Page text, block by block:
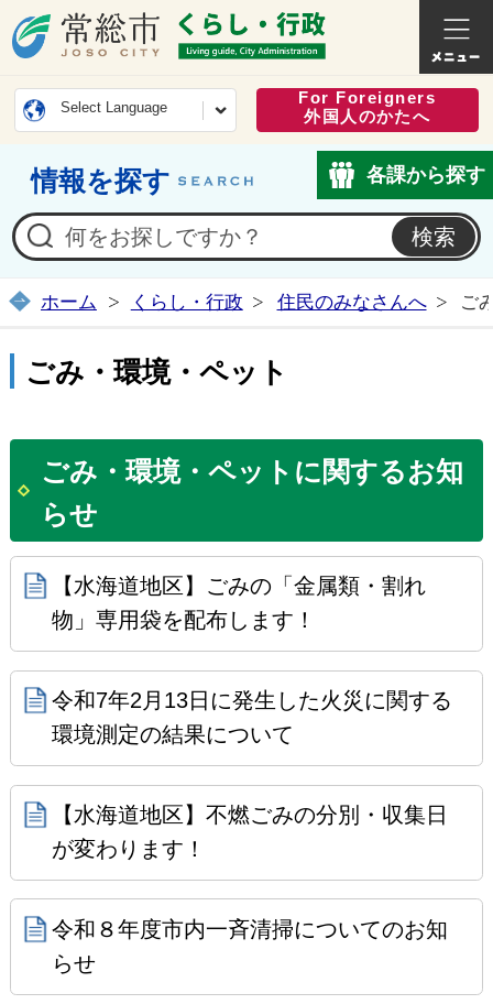
常総市公式ホームページ
くらし
Select Language
For Foreigners
外国人のかたへ
情報を探す 各課から探す
ホーム くらし・行政 住民のみなさんへ ご
ごみ・環境・ペット
ごみ・環境・ペットに関するお知
らせ
【水海道地区】ごみの「金属類・割れ
物」専用袋を配布します！
令和7年2月13日に発生した火災に関する
環境測定の結果について
【水海道地区】不燃ごみの分別・収集日
が変わります！
令和８年度市内一斉清掃についてのお知
らせ